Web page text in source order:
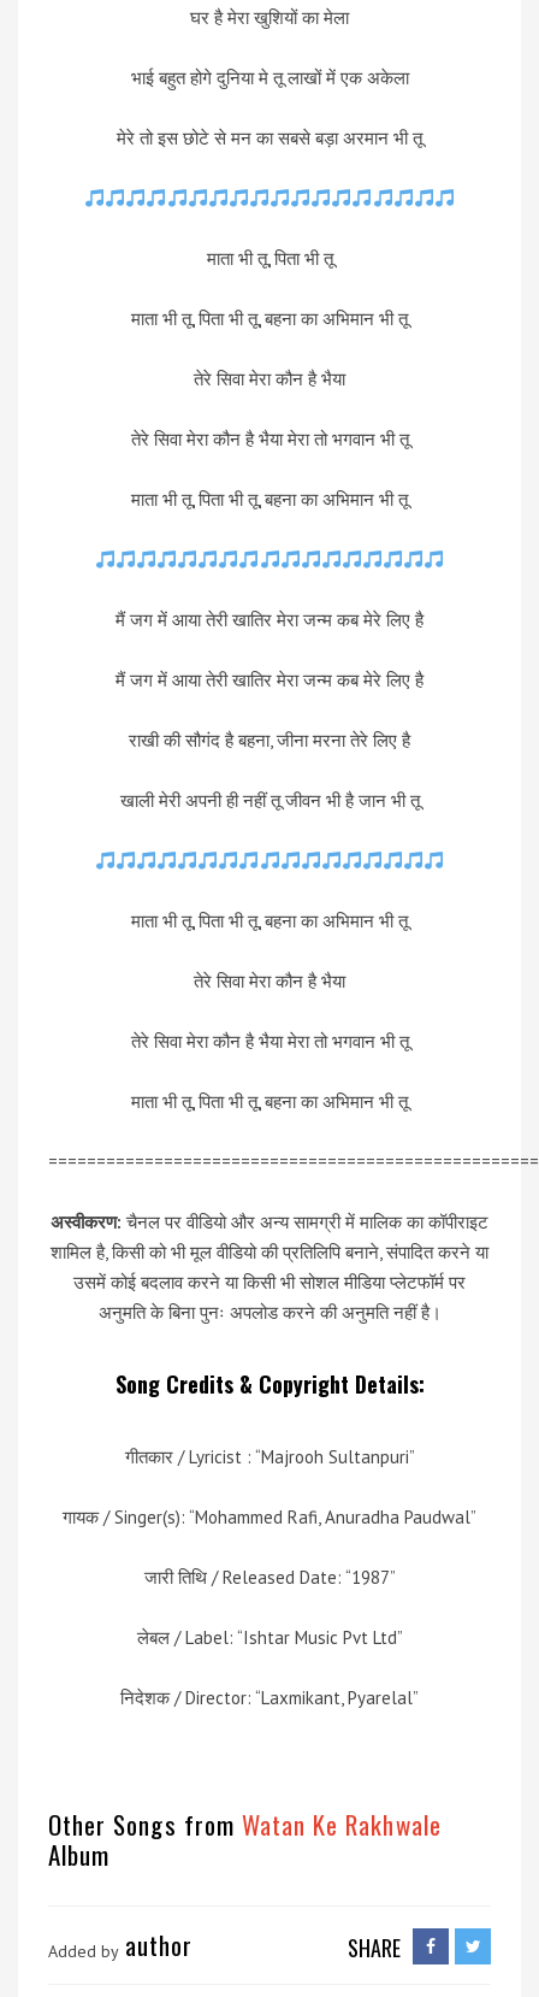
घर है मेरा खुशियों का मेला
भाई बहुत होगे दुनिया मे तू लाखों में एक अकेला
मेरे तो इस छोटे से मन का सबसे बड़ा अरमान भी तू
माता भी तू, पिता भी तू
माता भी तू, पिता भी तू, बहना का अभिमान भी तू
तेरे सिवा मेरा कौन है भैया
तेरे सिवा मेरा कौन है भैया मेरा तो भगवान भी तू
माता भी तू, पिता भी तू, बहना का अभिमान भी तू
मैं जग में आया तेरी खातिर मेरा जन्म कब मेरे लिए है
मैं जग में आया तेरी खातिर मेरा जन्म कब मेरे लिए है
राखी की सौगंद है बहना, जीना मरना तेरे लिए है
खाली मेरी अपनी ही नहीं तू जीवन भी है जान भी तू
माता भी तू, पिता भी तू, बहना का अभिमान भी तू
तेरे सिवा मेरा कौन है भैया
तेरे सिवा मेरा कौन है भैया मेरा तो भगवान भी तू
माता भी तू, पिता भी तू, बहना का अभिमान भी तू
अस्वीकरण: चैनल पर वीडियो और अन्य सामग्री में मालिक का कॉपीराइट
शामिल है, किसी को भी मूल वीडियो की प्रतिलिपि बनाने, संपादित करने या
उसमें कोई बदलाव करने या किसी भी सोशल मीडिया प्लेटफॉर्म पर
अनुमति के बिना पुनः अपलोड करने की अनुमति नहीं है।
Song Credits & Copyright Details:
गीतकार / Lyricist : “Majrooh Sultanpuri”
गायक / Singer(s): “Mohammed Rafi, Anuradha Paudwal”
जारी तिथि / Released Date: “1987”
लेबल / Label: “Ishtar Music Pvt Ltd”
निदेशक / Director: “Laxmikant, Pyarelal”
Other Songs from Watan Ke Rakhwale
Album
Added by author SHARE